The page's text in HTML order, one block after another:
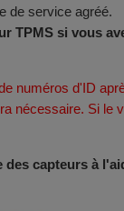
de service agréé.
TPMS si vous
numéros d'ID
nécessaire. Si le
capteurs à